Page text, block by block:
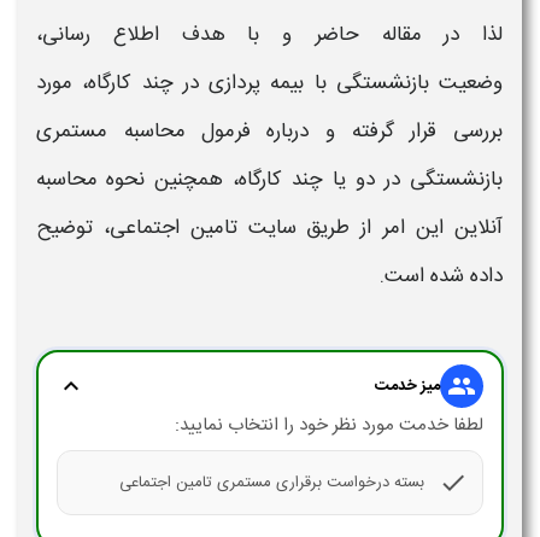
لذا در مقاله حاضر و با هدف اطلاع رسانی،
وضعیت بازنشستگی با بیمه پردازی در چند کارگاه، مورد
بررسی قرار گرفته و درباره فرمول محاسبه مستمری
بازنشستگی در دو یا چند کارگاه، همچنین نحوه محاسبه
آنلاین این امر از طریق سایت تامین اجتماعی، توضیح
داده شده است.
group میز خدمت expand_more
لطفا خدمت مورد نظر خود را انتخاب نمایید:
check بسته درخواست برقراری مستمری تامین اجتماعی